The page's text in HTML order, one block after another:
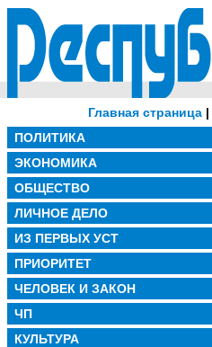
Главная страница |
ПОЛИТИКА
ЭКОНОМИКА
ОБЩЕСТВО
ЛИЧНОЕ ДЕЛО
ИЗ ПЕРВЫХ УСТ
ПРИОРИТЕТ
ЧЕЛОВЕК И ЗАКОН
ЧП
КУЛЬТУРА